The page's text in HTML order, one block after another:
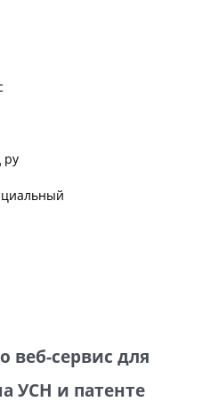
веб-сервис для
УСН и патенте